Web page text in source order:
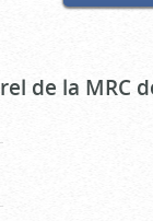
de la MRC